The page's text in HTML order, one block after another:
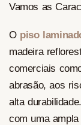
Vamos as
O piso
madeira
comerciais
abrasão, aos
alta
com uma